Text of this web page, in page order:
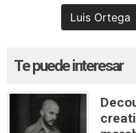
Luis Ortega
Te puede interesar